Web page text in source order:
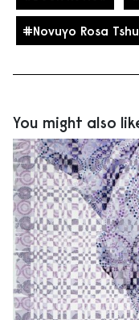
Novuyo Rosa
You might also